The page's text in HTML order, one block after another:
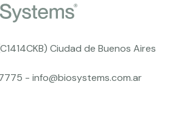
Ciudad de Buenos Aires
- info@biosystems.com.ar